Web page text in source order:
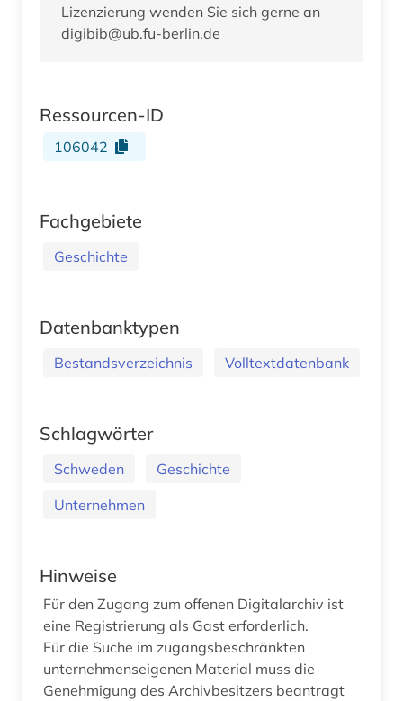
Lizenzierung wenden Sie sich gerne an
digibib@ub.fu-berlin.de
Ressourcen-ID
106042
Fachgebiete
Geschichte
Datenbanktypen
Bestandsverzeichnis Volltextdatenbank
Schlagwörter
Schweden
Geschichte
Unternehmen
Hinweise
Für den Zugang zum offenen Digitalarchiv ist
eine Registrierung als Gast erforderlich.
Für die Suche im zugangsbeschränkten
unternehmenseigenen Material muss die
Genehmigung des Archivbesitzers beantragt